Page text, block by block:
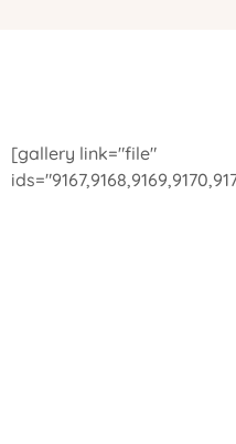
[gallery link="file"